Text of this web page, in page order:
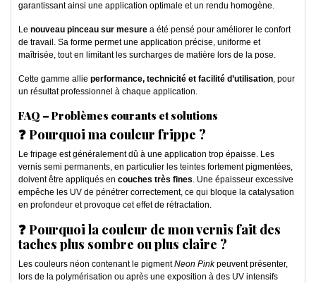
garantissant ainsi une application optimale et un rendu homogène.
Le nouveau pinceau sur mesure a été pensé pour améliorer le confort
de travail. Sa forme permet une application précise, uniforme et
maîtrisée, tout en limitant les surcharges de matière lors de la pose.
Cette gamme allie performance, technicité et facilité d’utilisation, pour
un résultat professionnel à chaque application.
FAQ – Problèmes courants et solutions
❓ Pourquoi ma couleur frippe ?
Le fripage est généralement dû à une application trop épaisse. Les
vernis semi permanents, en particulier les teintes fortement pigmentées,
doivent être appliqués en couches très fines. Une épaisseur excessive
empêche les UV de pénétrer correctement, ce qui bloque la catalysation
en profondeur et provoque cet effet de rétractation.
❓ Pourquoi la couleur de mon vernis fait des
taches plus sombre ou plus claire ?
Les couleurs néon contenant le pigmentNeon Pinkpeuvent présenter,
lors de la polymérisation ou après une exposition à des UV intensifs